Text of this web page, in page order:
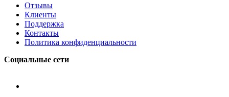
Отзывы
Клиенты
Поддержка
Контакты
Политика конфиденциальности
Социальные сети